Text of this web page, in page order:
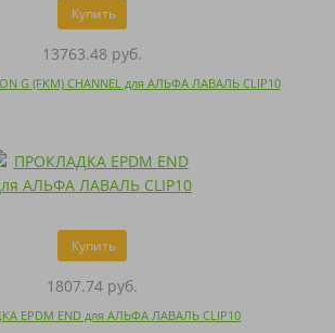
Купить
13763.48 руб.
G (FKM) CHANNEL для АЛЬФА ЛАВАЛЬ CLIP10
Купить
1807.74 руб.
EPDM END для АЛЬФА ЛАВАЛЬ CLIP10